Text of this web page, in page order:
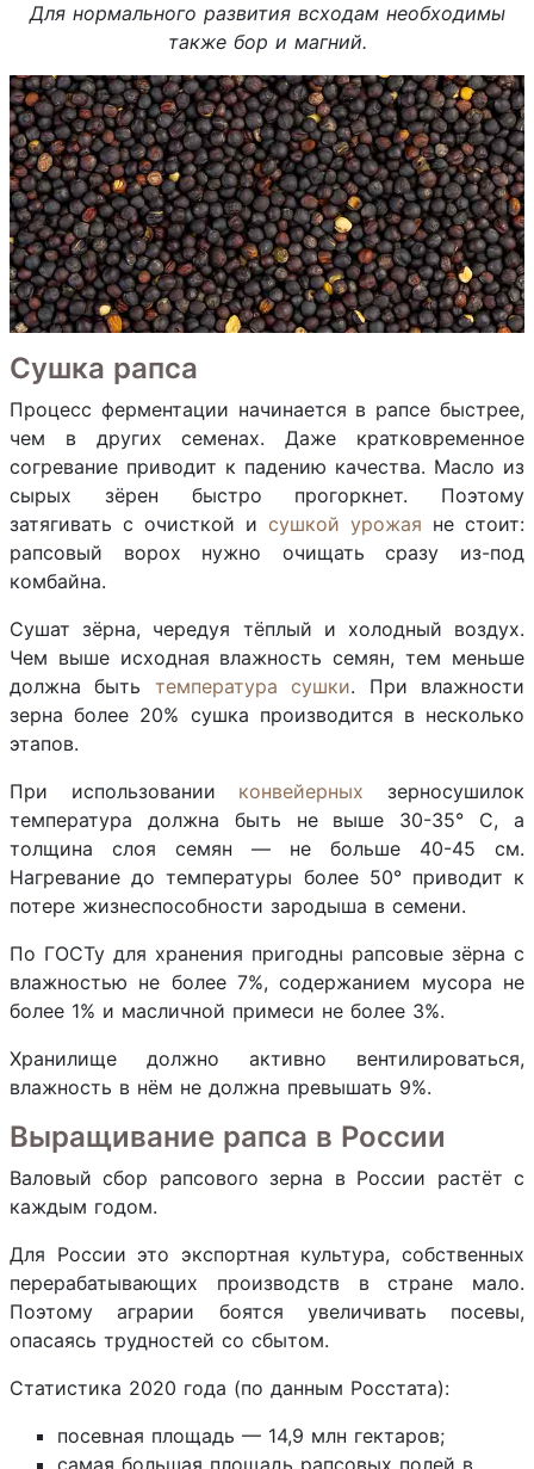
Для нормального развития всходам необходимы
также бор и магний.
Сушка рапса
Процесс ферментации начинается в рапсе быстрее,
чем в других семенах. Даже кратковременное
согревание приводит к падению качества. Масло из
сырых зёрен быстро прогоркнет. Поэтому
затягивать с очисткой и сушкой урожая не стоит:
рапсовый ворох нужно очищать сразу из-под
комбайна.
Сушат зёрна, чередуя тёплый и холодный воздух.
Чем выше исходная влажность семян, тем меньше
должна быть температура сушки. При влажности
зерна более 20% сушка производится в несколько
этапов.
При использовании конвейерных зерносушилок
температура должна быть не выше 30-35° C, а
толщина слоя семян — не больше 40-45 см.
Нагревание до температуры более 50° приводит к
потере жизнеспособности зародыша в семени.
По ГОСТу для хранения пригодны рапсовые зёрна с
влажностью не более 7%, содержанием мусора не
более 1% и масличной примеси не более 3%.
Хранилище должно активно вентилироваться,
влажность в нём не должна превышать 9%.
Выращивание рапса в России
Валовый сбор рапсового зерна в России растёт с
каждым годом.
Для России это экспортная культура, собственных
перерабатывающих производств в стране мало.
Поэтому аграрии боятся увеличивать посевы,
опасаясь трудностей со сбытом.
Статистика 2020 года (по данным Росстата):
посевная площадь — 14,9 млн гектаров;
самая большая площадь рапсовых полей в